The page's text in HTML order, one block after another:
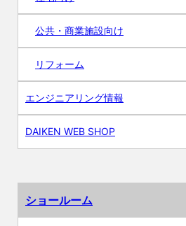
公共・商業施設向け
リフォーム
エンジニアリング情報
DAIKEN WEB SHOP
ショールーム